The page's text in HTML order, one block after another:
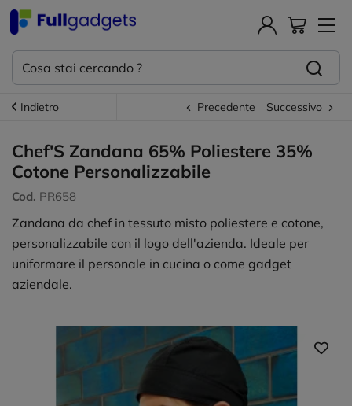
Indietro Precedente Successivo
Chef'S Zandana 65% Poliestere 35%
Cotone Personalizzabile
Cod. PR658
Zandana da chef in tessuto misto poliestere e cotone,
personalizzabile con il logo dell'azienda. Ideale per
uniformare il personale in cucina o come gadget
aziendale.